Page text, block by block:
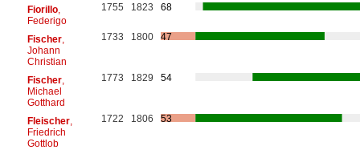
Fiorillo,
Federigo
1755 1823 68
Fischer,
Johann
Christian
1733 1800 47
Fischer,
Michael
Gotthard
1773 1829 54
Fleischer,
Friedrich
Gottlob
1722 1806 53